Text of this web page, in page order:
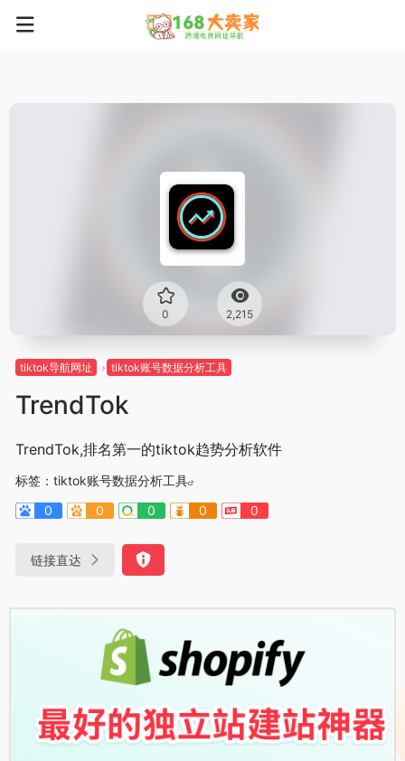
0 2,215
tiktok导航网址 tiktok账号数据分析工具
TrendTok
TrendTok,排名第一的tiktok趋势分析软件
标签： tiktok账号数据分析工具
0
0 0 0 0
链接直达